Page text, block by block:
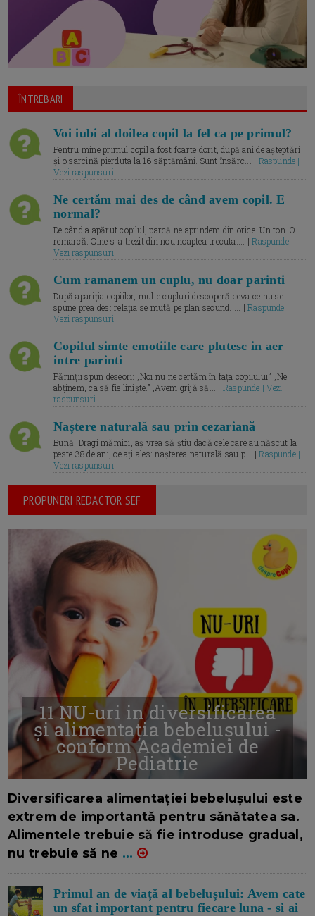
ÎNTREBARI
Voi iubi al doilea copil la fel ca pe primul?
Pentru mine primul copil a fost foarte dorit, după ani de așteptări
și o sarcină pierduta la 16 săptămâni. Sunt însărc... | Raspunde |
Vezi raspunsuri
Ne certăm mai des de când avem copil. E
normal?
De când a apărut copilul, parcă ne aprindem din orice. Un ton. O
remarcă. Cine s-a trezit din nou noaptea trecuta.... |Raspunde |
Vezi raspunsuri
Cum ramanem un cuplu, nu doar parinti
După apariția copiilor, multe cupluri descoperă ceva ce nu se
spune prea des: relația se mută pe plan secund. ... |Raspunde |
Vezi raspunsuri
Copilul simte emotiile care plutesc in aer
intre parinti
Părinții spun deseori: „Noi nu ne certăm în fața copilului.” „Ne
abținem, ca să fie liniște.” „Avem grijă să... | Raspunde | Vezi
raspunsuri
Naștere naturală sau prin cezariană
Bună, Dragi mămici, aș vrea să știu dacă cele care au născut la
peste 38 de ani, ce ați ales: nașterea naturală sau p... |Raspunde |
Vezi raspunsuri
PROPUNERI REDACTOR SEF
11 NU-uri in diversificarea
și alimentația bebelușului -
conform Academiei de
Pediatrie
Diversificarea alimentației bebelușului este
extrem de importantă pentru sănătatea sa.
Alimentele trebuie să fie introduse gradual,
nu trebuie să ne ...
Primul an de viață al bebelușului: Avem cate
un sfat important pentru fiecare luna - si ai